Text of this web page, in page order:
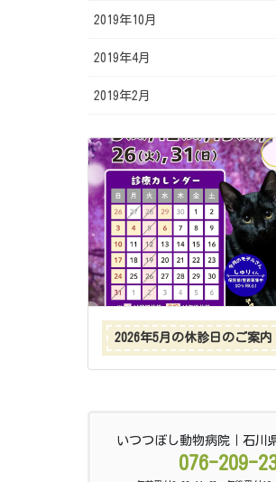
2019年10月
2019年4月
2019年2月
2026年5月の休診日のご案内
いつつぼし動物病院｜石川
076-209-